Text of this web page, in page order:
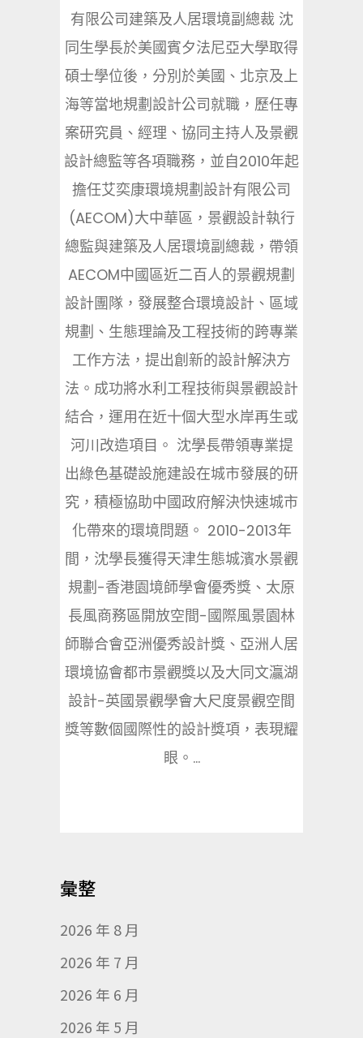
有限公司建築及人居環境副總裁 沈
同生學長於美國賓夕法尼亞大學取得
碩士學位後，分別於美國、北京及上
海等當地規劃設計公司就職，歷任專
案研究員、經理、協同主持人及景觀
設計總監等各項職務，並自2010年起
擔任艾奕康環境規劃設計有限公司
(AECOM)大中華區，景觀設計執行
總監與建築及人居環境副總裁，帶領
AECOM中國區近二百人的景觀規劃
設計團隊，發展整合環境設計、區域
規劃、生態理論及工程技術的跨專業
工作方法，提出創新的設計解決方
法。成功將水利工程技術與景觀設計
結合，運用在近十個大型水岸再生或
河川改造項目。 沈學長帶領專業提
出綠色基礎設施建設在城市發展的研
究，積極協助中國政府解決快速城市
化帶來的環境問題。 2010-2013年
間，沈學長獲得天津生態城濱水景觀
規劃-香港園境師學會優秀獎、太原
長風商務區開放空間-國際風景園林
師聯合會亞洲優秀設計獎、亞洲人居
環境協會都市景觀獎以及大同文灜湖
設計-英國景觀學會大尺度景觀空間
獎等數個國際性的設計獎項，表現耀
眼。...
彙整
2026 年 8 月
2026 年 7 月
2026 年 6 月
2026 年 5 月